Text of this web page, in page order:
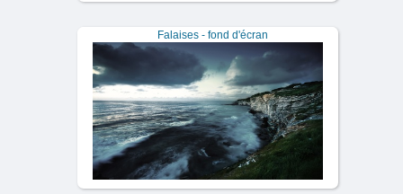
Falaises - fond d'écran